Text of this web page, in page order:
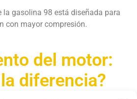
la gasolina 98 está diseñada para
con mayor compresión.
del motor:
diferencia?